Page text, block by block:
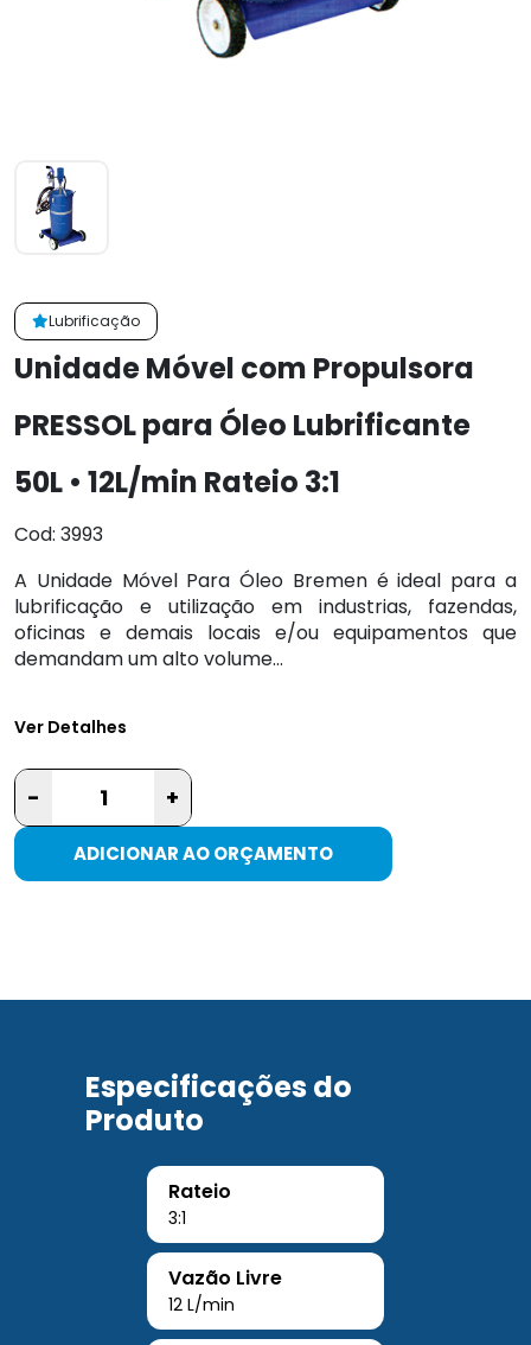
Lubrificação
Unidade Móvel com Propulsora
PRESSOL para Óleo Lubrificante
50L • 12L/min Rateio 3:1
Cod: 3993
A Unidade Móvel Para Óleo Bremen é ideal para a
lubrificação e utilização em industrias, fazendas,
oficinas e demais locais e/ou equipamentos que
demandam um alto volume...
Ver Detalhes
- +
ADICIONAR AO ORÇAMENTO
Especificações do
Produto
Rateio
3:1
Vazão Livre
12 L/min